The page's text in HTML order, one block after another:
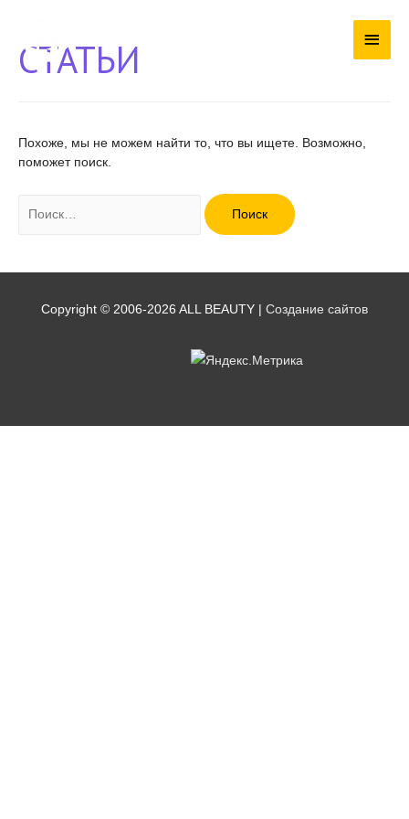
СТАТЬИ
Похоже, мы не можем найти то, что вы ищете. Возможно,
поможет поиск.
Copyright © 2006-2026 ALL BEAUTY Создание сайтов